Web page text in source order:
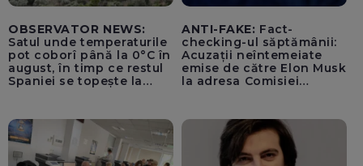
OBSERVATOR NEWS:
Satul unde temperaturile
pot coborî până la 0°C în
august, în timp ce restul
Spaniei se topește la
ANTI-FAKE: Fact-
checking-ul săptămânii:
Acuzații neîntemeiate
emise de către Elon Musk
la adresa Comisiei
pentru instaurarea
„cenzurii” pe platforma X